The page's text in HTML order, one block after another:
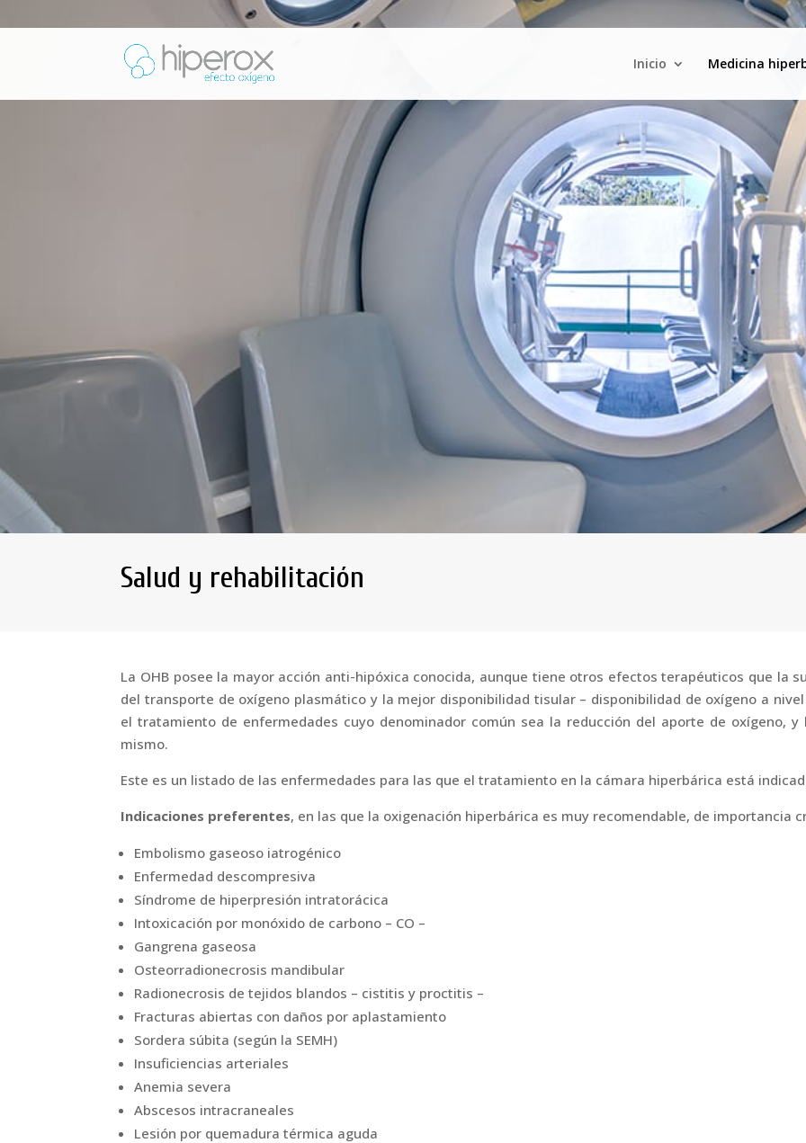
Inicio Medicina
Salud y rehabilitación
La OHB posee la mayor acción anti-hipóxica conocida, aunque tiene otros efectos terapéuticos que la
del transporte de oxígeno plasmático y la mejor disponibilidad tisular – disponibilidad de oxígeno a
el tratamiento de enfermedades cuyo denominador común sea la reducción del aporte de oxígeno,
mismo.
Este es un listado de las enfermedades para las que el tratamiento en la cámara hiperbárica está
Indicaciones preferentes, en las que la oxigenación hiperbárica es muy recomendable, de importancia
Embolismo gaseoso iatrogénico
Enfermedad descompresiva
Síndrome de hiperpresión intratorácica
Intoxicación por monóxido de carbono – CO ­–
Gangrena gaseosa
Osteorradionecrosis mandibular
Radionecrosis de tejidos blandos – cistitis y proctitis –
Fracturas abiertas con daños por aplastamiento
Sordera súbita (según la SEMH)
Insuficiencias arteriales
Anemia severa
Abscesos intracraneales
Lesión por quemadura térmica aguda